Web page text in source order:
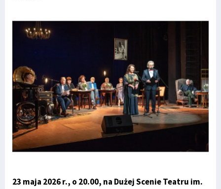
23 maja 2026 r., o 20.00, na Dużej Scenie Teatru im.